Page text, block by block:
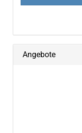
Angebote